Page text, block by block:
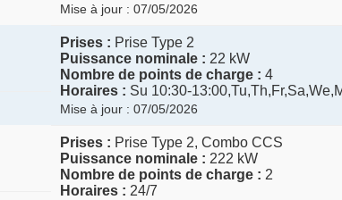
Mise à jour : 07/05/2026
Prises : Prise Type 2
Puissance nominale : 22 kW
Nombre de points de charge : 4
Horaires : Su 10:30-
Mise à jour : 07/05/2026
Prises : Prise Type 2, Combo CCS
Puissance nominale : 222 kW
Nombre de points de charge : 2
Horaires : 24/7